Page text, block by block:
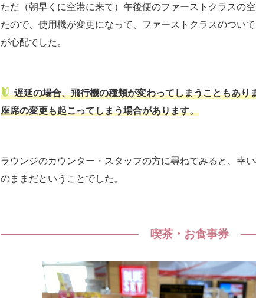
ただ（朝早くに空港に来て）午後便のファーストクラスの
たので、使用機が変更になって、ファーストクラスのつい
が心配でした。
遅延の場合、飛行機の種類が変わってしまうこともあり
座席の変更も起こってしまう場合があります。
ラウンジのカウンター・スタッフの方に尋ねてみると、幸
のままだということでした。
喫茶・お食事券